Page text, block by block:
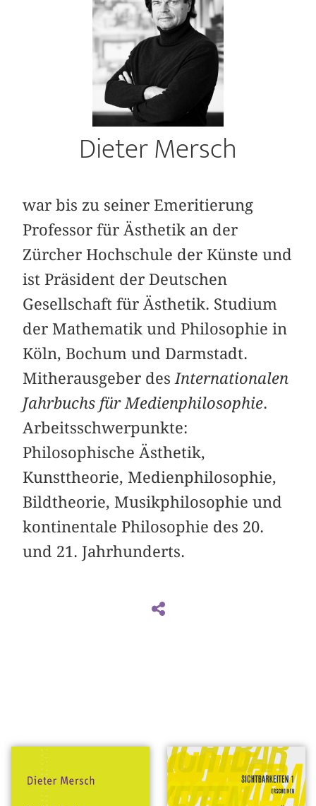
Dieter Mersch
war bis zu seiner Emeritierung
Professor für Ästhetik an der
Zürcher Hochschule der Künste und
ist Präsident der Deutschen
Gesellschaft für Ästhetik. Studium
der Mathematik und Philosophie in
Köln, Bochum und Darmstadt.
Mitherausgeber des Internationalen
Jahrbuchs für Medienphilosophie.
Arbeitsschwerpunkte:
Philosophische Ästhetik,
Kunsttheorie, Medienphilosophie,
Bildtheorie, Musikphilosophie und
kontinentale Philosophie des 20.
und 21. Jahrhunderts.